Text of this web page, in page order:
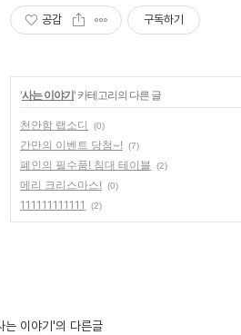
공감 구독하기
'사는 이야기' 카테고리의 다른 글
천안함 랩소디 (0)
간만의 이벤트 당첨~! (7)
폐인의 필수품! 침대 테이블 (2)
메리 크리스마스! (0)
111111111111 (2)
는 이야기'의 다른글